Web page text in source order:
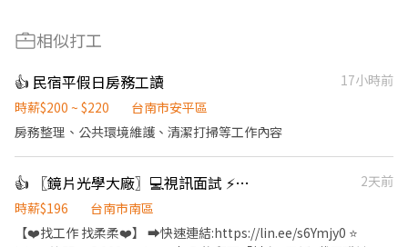
相似打工
👍 民宿平假日房務工讀
17小時前
時薪$200 ~ $220
台南市安平區
房務整理、公共環境維護、清潔打掃等工作內容
👍 〖鏡片光學大廠〗💻視訊面試 ⚡可隔日領 🚀周休二日【Z】占
2天前
時薪$196
台南市南區
【❤️找工作 找柔柔❤️】 ➡️快速連結:https://lin.ee/s6Ymjy0 ⭐️